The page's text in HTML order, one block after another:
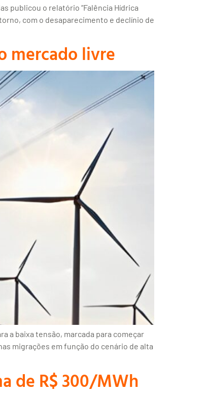
publicou o relatório “Falência Hídrica
com o desaparecimento e declínio de
mercado livre
a baixa tensão, marcada para começar
migrações em função do cenário de alta
de R$ 300/MWh